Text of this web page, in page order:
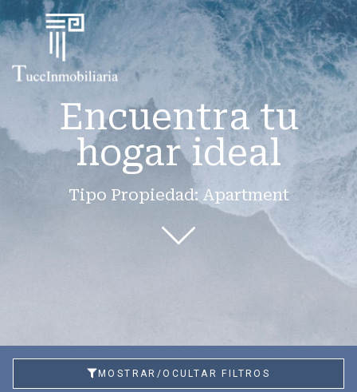
Encuentra tu
hogar ideal
Tipo Propiedad: Apartment
MOSTRAR/OCULTAR FILTROS